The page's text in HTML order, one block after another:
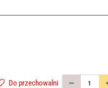
Do przechowalni